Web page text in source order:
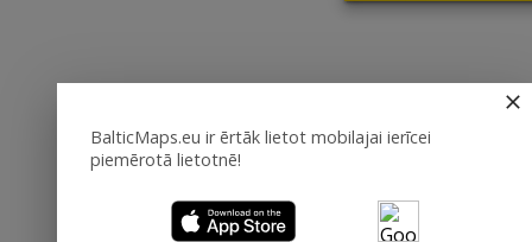
BalticMaps.eu ir ērtāk lietot mobilajai ierīcei
piemērotā lietotnē!